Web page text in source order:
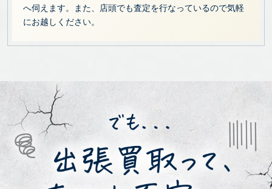
へ伺えます。また、店頭でも査定を行なっているので気軽
にお越しください。